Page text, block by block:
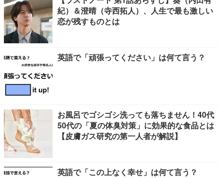
紀）＆澄晴（寺西拓人）、人生で最も激しい
恋が残すものとは
英語で「頑張ってください」は何て言う？
お風呂でゴシゴシ洗っても落ちません！40代
50代の「夏の体臭対策」に効果的な食品とは
【皮膚ガス研究の第一人者が解説】
英語で「この上なく幸せ」は何て言う？